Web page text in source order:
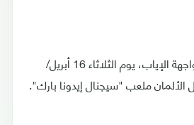
ومن المقرر أن تقام مواجهة الإياب، يوم الثلاثاء 16 أبريل/
ملعب "سيجنال إيدونا بارك".